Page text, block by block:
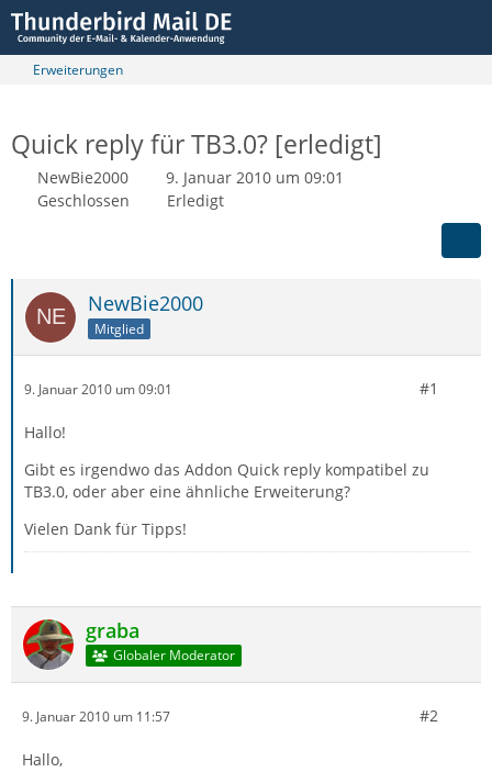
Erweiterungen
Quick reply für TB3.0? [erledigt]
NewBie2000
9. Januar 2010 um 09:01
Geschlossen
Erledigt
NewBie2000
Mitglied
9. Januar 2010 um 09:01 #1
Hallo!
Gibt es irgendwo das Addon Quick reply kompatibel zu
TB3.0, oder aber eine ähnliche Erweiterung?
Vielen Dank für Tipps!
graba
Globaler Moderator
9. Januar 2010 um 11:57 #2
Hallo,